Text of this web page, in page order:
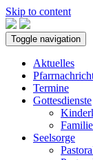
Skip to content
Toggle navigation
Aktuelles
Termine
Gottesdienste
Seelsorge